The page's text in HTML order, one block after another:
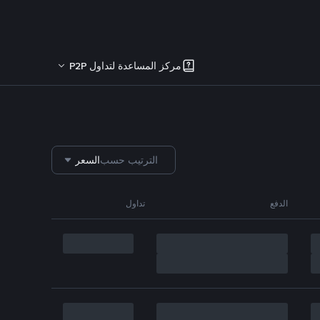
مركز المساعدة لتداول P2P
الترتيب حسبالسعر
الدفع تداول